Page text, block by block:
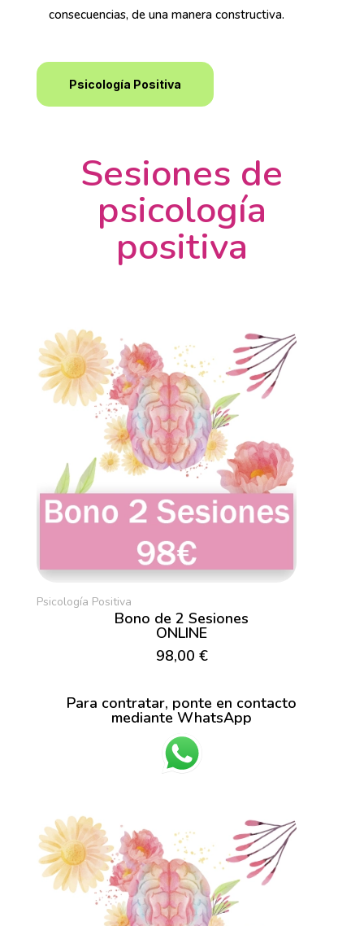
consecuencias, de una manera constructiva.
Psicología Positiva
Sesiones de
psicología
positiva
Psicología Positiva
Bono de 2 Sesiones
ONLINE
98,00 €
Para contratar, ponte en contacto
mediante WhatsApp